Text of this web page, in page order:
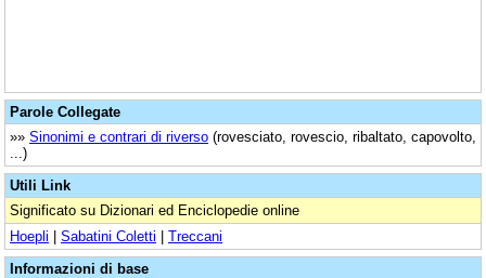
Parole Collegate
»» Sinonimi e contrari di riverso (rovesciato, rovescio, ribaltato, capovolto,
...)
Utili Link
Significato su Dizionari ed Enciclopedie online
Hoepli | Sabatini Coletti | Treccani
Informazioni di base